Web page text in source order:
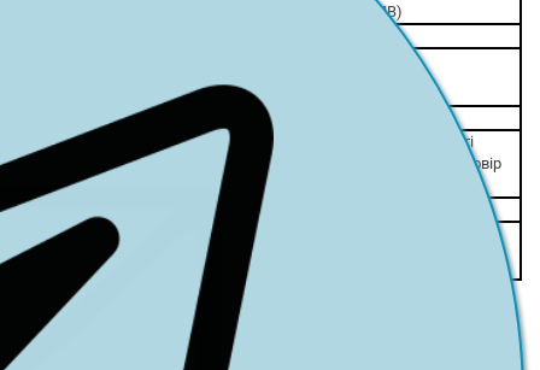
власників наземних транспортних засобів (ОСЦПВ)
Загальні умови страхового продукту (від 01.10.2025 р.)
Інформаційний документ (від 08.01.2026 р.)
Обов'язкове страхування цивільно-правової відповідальності
власників наземних транспортних засобів (міжнародний договір
"Зелена картка")
АТ «СК «АРКС»
Загальні умови страхового продукту (від 01.10.2025 р.)
Інформаційний документ (від 08.01.2026 р.)